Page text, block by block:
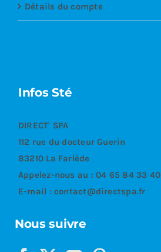
Détails du compte
Infos Sté
DIRECT' SPA
112 rue du docteur Guerin
83210 La Farlède
Appelez-nous au :04 65 84 33 40
E-mail :contact@directspa.fr
Nous suivre